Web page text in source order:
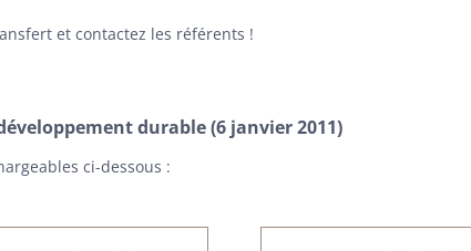
et contactez les référents !
durable (6 janvier 2011)
ci-dessous :